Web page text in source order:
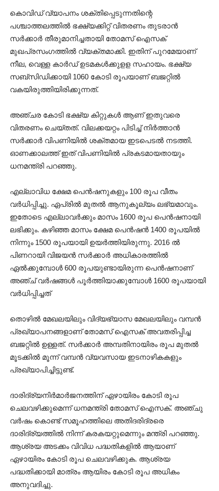
കൊവിഡ് വ്യാപനം ശക്തിപ്പെടുന്നതിന്റെ
പശ്ചാത്തലത്തിൽ ഭക്ഷ്യക്കിറ്റ് വിതരണം തുടരാന്‍
സര്‍ക്കാര്‍ തീരുമാനിച്ചതായി തോമസ് ഐസക്
മുഖപ്രസംഗത്തിൽ വ്യക്തമാക്കി. ഇതിന് പുറമേയാണ്
നീല, വെള്ള കാര്‍ഡ് ഉടമകള്‍ക്കുളള സഹായം. ഭക്ഷ്യ
സബ്‌സിഡിക്കായി 1060 കോടി രൂപയാണ് ബജറ്റില്‍
വകയിരുത്തിയിരിക്കുന്നത്.
അഞ്ചര കോടി ഭക്ഷ്യ കിറ്റുകള്‍ ആണ് ഇതുവരെ
വിതരണം ചെയ്തത്. വിലക്കയറ്റം പിടിച്ച് നിര്‍ത്താന്‍
സര്‍ക്കാര്‍ വിപണിയില്‍ ശക്തമായ ഇടപെടല്‍ നടത്തി.
ഓണക്കാലത്ത് ഇത് വിപണിയില്‍ പ്രകടമായതായും
ധനമന്ത്രി പറഞ്ഞു.
എല്ലാവിധ ക്ഷേമ പെന്‍ഷനുകളും 100 രൂപ വീതം
വര്‍ധിപ്പിച്ചു. ഏപ്രില്‍ മുതല്‍ ആനുകൂല്യം ലഭ്യമാവും.
ഇതോടെ എല്ലാവര്‍ക്കും മാസം 1600 രൂപ പെന്‍ഷനായി
ലഭിക്കും. കഴിഞ്ഞ മാസം ക്ഷേമ പെന്‍ഷന്‍ 1400 രൂപയില്‍
നിന്നും 1500 രൂപയായി ഉയര്‍ത്തിയിരുന്നു. 2016 ല്‍
പിണറായി വിജയന്‍ സര്‍ക്കാര്‍ അധികാരത്തില്‍
ഏല്‍ക്കുമ്പോള്‍ 600 രൂപയുണ്ടായിരുന്ന പെന്‍ഷനാണ്
അഞ്ച് വര്‍ഷങ്ങള്‍ പൂര്‍ത്തിയാക്കുമ്പോള്‍ 1600 രൂപയായി
വര്‍ധിപ്പിച്ചത്
തൊഴില്‍ മേഖലയിലും വിദ്യഭ്യാസ മേഖലയിലും വമ്പന്‍
പ്രഖ്യാപനങ്ങളാണ് തോമസ് ഐസക് അവതരിപ്പിച്ച
ബജറ്റില്‍ ഉള്ളത്. സര്‍ക്കാര്‍ അമ്പതിനായിരം രൂപ മുതല്‍
മൂടക്കില്‍ മൂന്ന് വമ്പന്‍ വ്യവസായ ഇടനാഴികകളും
പ്രഖ്യാപിച്ചിട്ടുണ്ട്.
ദാരിദ്ര്യനിര്‍മാര്‍ജനത്തിന് ഏഴായിരം കോടി രൂപ
ചെലവഴിക്കുമെന്ന് ധനമന്ത്രി തോമസ് ഐസക്. അഞ്ചു
വര്‍ഷം കൊണ്ട് സമൂഹത്തിലെ അതിദരിദ്രരെ
ദാരിദ്ര്യത്തില്‍ നിന്ന് കരകയറ്റുമെന്നും മന്ത്രി പറഞ്ഞു.
ആശ്രയ അടക്കം വിവിധ പദ്ധതികളില്‍ ആയാണ്
ഏഴായിരം കോടി രൂപ ചെലവഴിക്കുക. ആശ്രയ
പദ്ധതിക്കായി മാത്രം ആയിരം കോടി രൂപ അധികം
അനുവദിച്ചു.